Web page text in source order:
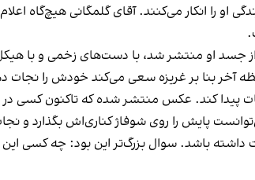
او را انکار می‌کنند. آقای گلمگانی هیچ‌گاه
او منتشر شد، با دست‌های زخمی و با هیکل
آخر بنا بر غریزه سعی می‌کند خودش را نجات
پیدا کند. عکس منتشر شده که تاکنون کسی
پایش را روی شوفاژ کناری‌اش بگذارد و
داشته باشد. سوال بزرگ‌تر این بود: چه کسی